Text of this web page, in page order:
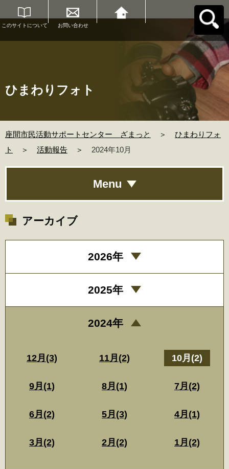
このサイトについて お問い合わせ
ひまわりフォト
座間市民活動サポートセンター ざまっと ＞
ひまわりフォ
ト
＞ 活動報告 ＞ 2024年10月
Menu
アーカイブ
2026年
2025年
2024年
12月(3) 11月(2) 10月(2)
9月(1) 8月(1) 7月(2)
6月(2) 5月(3) 4月(1)
3月(2) 2月(2) 1月(2)